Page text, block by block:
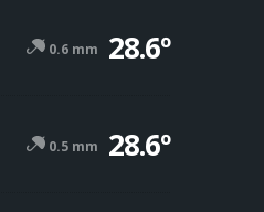
0.6 mm 28.6º
0.5 mm 28.6º